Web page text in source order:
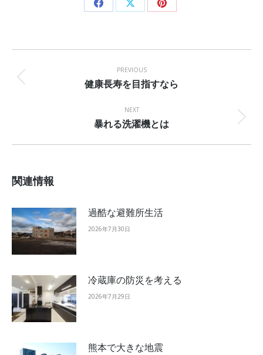
Share Share Share
navigation
PREVIOUS
Previous
健康長寿を目指すなら
NEXT
Next
暴れる洗濯機とは
関連情報
過酷な避難所生活
2026年7月30日
冷蔵庫の防災を考える
2026年7月29日
熊本で大きな地震